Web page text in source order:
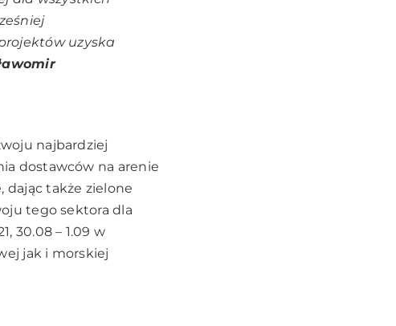
uzyska
najbardziej
dostawców na arenie
dając także zielone
tego sektora dla
30.08 – 1.09 w
jak i morskiej